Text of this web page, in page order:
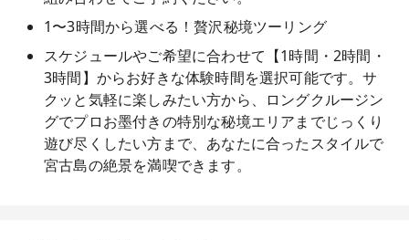
1〜3時間から選べる！贅沢秘境ツーリング
スケジュールやご希望に合わせて【1時間・2時間・
3時間】からお好きな体験時間を選択可能です。サ
クッと気軽に楽しみたい方から、ロングクルージン
グでプロお墨付きの特別な秘境エリアまでじっくり
遊び尽くしたい方まで、あなたに合ったスタイルで
宮古島の絶景を満喫できます。